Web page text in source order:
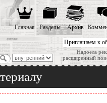
Приглашаем к
Надоела
расширенный
Главная Разделы Архив